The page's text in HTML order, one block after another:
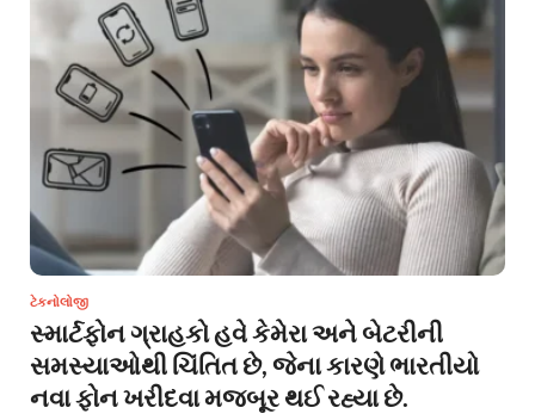
ટેકનોલોજી
સ્માર્ટફોન ગ્રાહકો હવે કેમેરા અને બેટરીની
સમસ્યાઓથી ચિંતિત છે, જેના કારણે ભારતીયો
નવા ફોન ખરીદવા મજબૂર થઈ રહ્યા છે.